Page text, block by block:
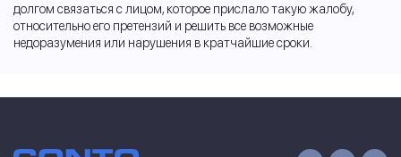
долгом связаться с лицом, которое прислало такую жалобу,
относительно его претензий и решить все возможные
недоразумения или нарушения в кратчайшие сроки.